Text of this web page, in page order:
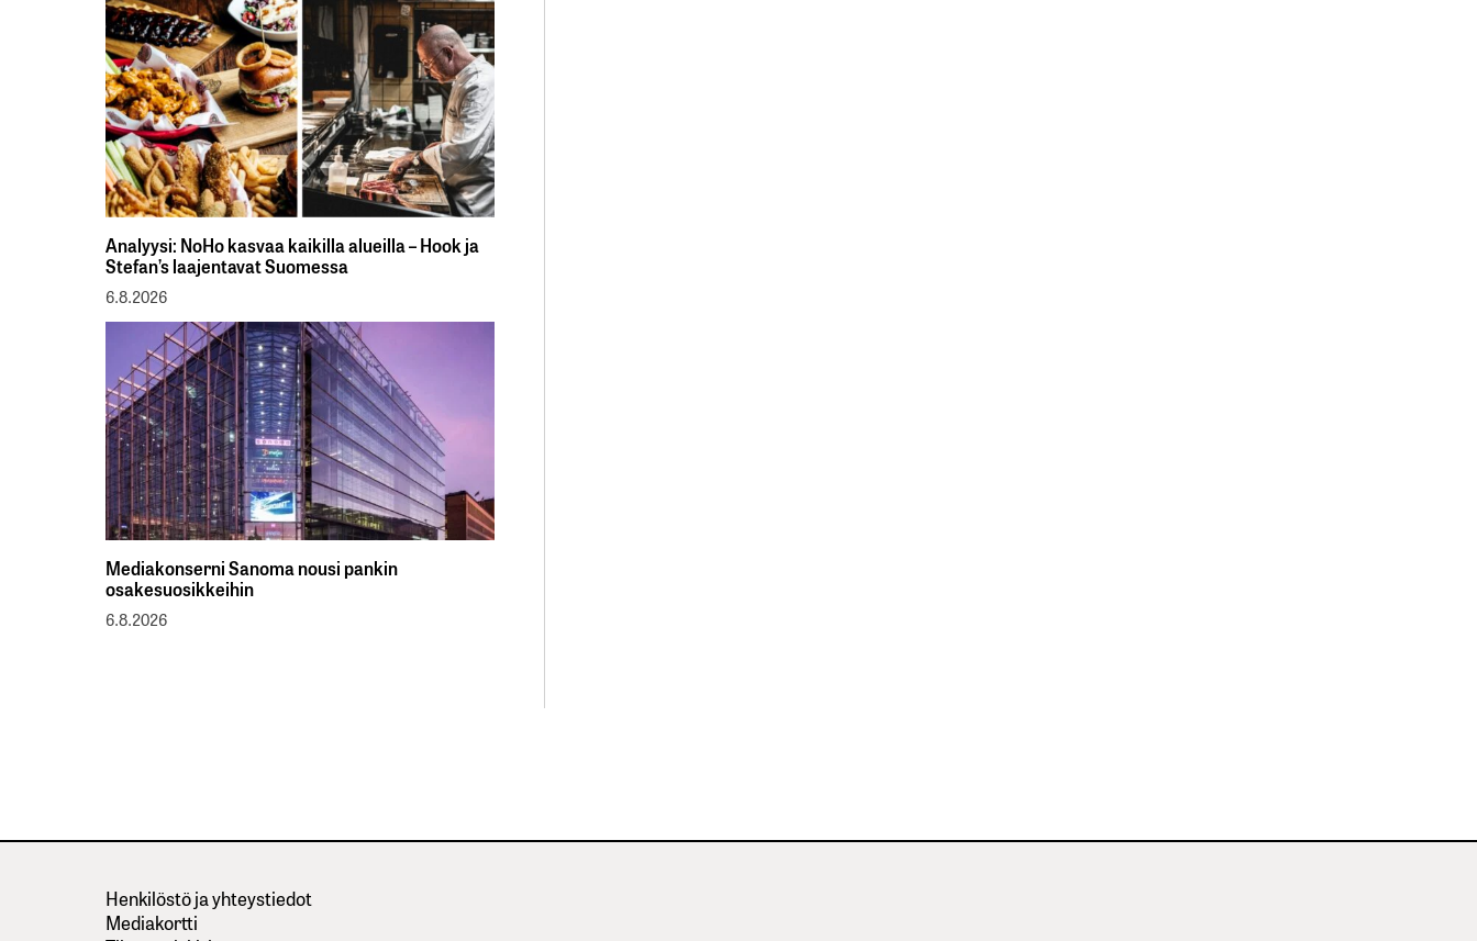
Analyysi: NoHo kasvaa kaikilla alueilla – Hook ja
Stefan’s laajentavat Suomessa
6.8.2026
Mediakonserni Sanoma nousi pankin
osakesuosikkeihin
6.8.2026
Henkilöstö ja yhteystiedot
Mediakortti